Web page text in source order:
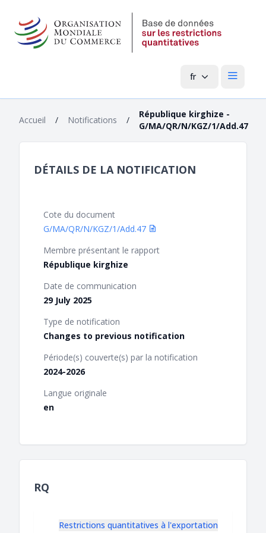
fr Menu
Accueil / Notifications /
République kirghize -
G/MA/QR/N/KGZ/1/Add.47
DÉTAILS DE LA NOTIFICATION
Cote du document
G/MA/QR/N/KGZ/1/Add.47
Membre présentant le rapport
République kirghize
Date de communication
29 July 2025
Type de notification
Changes to previous notification
Période(s) couverte(s) par la notification
2024-2026
Langue originale
en
RQ
Restrictions quantitatives à l'exportation